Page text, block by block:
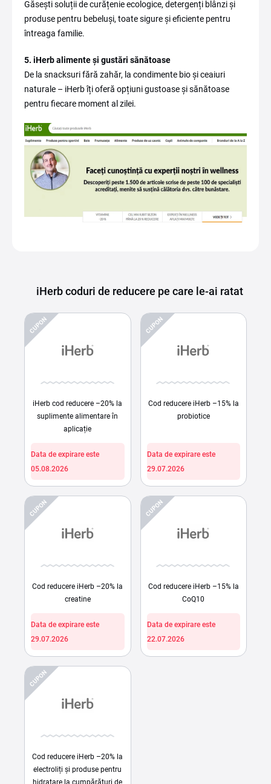
Găsești soluții de curățenie ecologice, detergenți blânzi și
produse pentru bebeluși, toate sigure și eficiente pentru
întreaga familie.
5. iHerb alimente și gustări sănătoase
De la snacksuri fără zahăr, la condimente bio și ceaiuri
naturale – iHerb îți oferă opțiuni gustoase și sănătoase
pentru fiecare moment al zilei.
iHerb coduri de reducere pe care le-ai ratat
CUPON
iHerb cod reducere –20% la
suplimente alimentare în
aplicație
Data de expirare este
05.08.2026
CUPON
Cod reducere iHerb –15% la
probiotice
Data de expirare este
29.07.2026
CUPON
Cod reducere iHerb –20% la
creatine
Data de expirare este
29.07.2026
CUPON
Cod reducere iHerb –15% la
CoQ10
Data de expirare este
22.07.2026
CUPON
Cod reducere iHerb –20% la
electroliți și produse pentru
hidratare la cumpărături de